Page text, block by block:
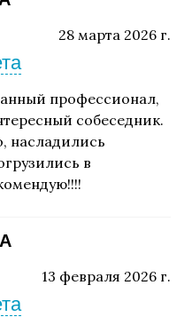
28 марта 2026 г.
профессионал,
собеседник.
насладились
в
13 февраля 2026 г.